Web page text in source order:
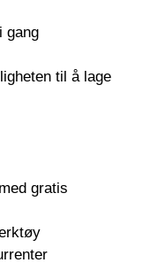
gang
til å lage
gratis